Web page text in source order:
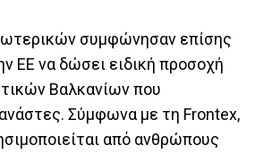
συμφώνησαν επίσης
ΕΕ να δώσει ειδική προσοχή
Βαλκανίων που
Σύμφωνα με τη Frontex,
από ανθρώπους